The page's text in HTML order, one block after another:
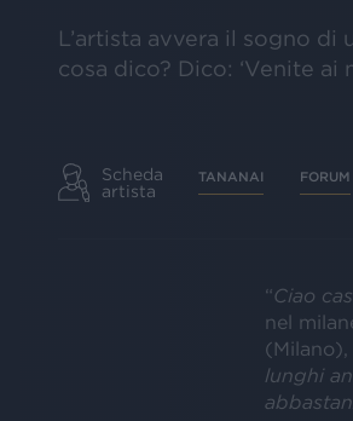
L’artista avvera il sogno
cosa dico? Dico: ‘Venite ai
Scheda
artista
TANANAI FORUM
“Ciao
nel
lunghi